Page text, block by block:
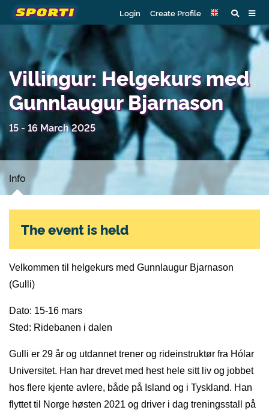
Login Create Profile
Villingur: Helgekurs med
Gunnlaugur Bjarnason
15 - 16 March 2025
Info
Velkommen til helgekurs med Gunnlaugur Bjarnason
(Gulli)
Dato: 15-16 mars
Sted: Ridebanen i dalen
Gulli er 29 år og utdannet trener og rideinstruktør fra Hólar
Universitet. Han har drevet med hest hele sitt liv og jobbet
hos flere kjente avlere, både på Island og i Tyskland. Han
flyttet til Norge høsten 2021 og driver i dag treningsstall på
The event is held